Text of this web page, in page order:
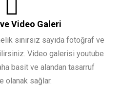
Video Galeri
sınırsız sayıda fotoğraf ve
Video galerisi youtube
basit ve alandan tasarruf
olanak sağlar.